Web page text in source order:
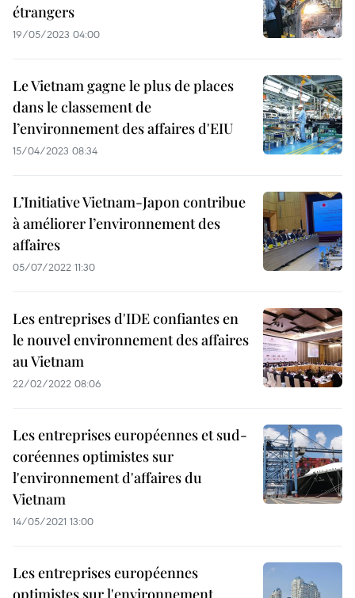
étrangers
19/05/2023 04:00
Le Vietnam gagne le plus de places
dans le classement de
l’environnement des affaires d'EIU
15/04/2023 08:34
L’Initiative Vietnam-Japon contribue
à améliorer l’environnement des
affaires
05/07/2022 11:30
Les entreprises d'IDE confiantes en
le nouvel environnement des affaires
au Vietnam
22/02/2022 08:06
Les entreprises européennes et sud-
coréennes optimistes sur
l'environnement d'affaires du
Vietnam
14/05/2021 13:00
Les entreprises européennes
optimistes sur l'environnement